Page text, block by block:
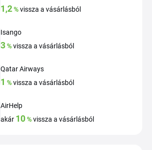
1,2%vissza a vásárlásból
Isango
3%vissza a vásárlásból
Qatar Airways
1 %vissza a vásárlásból
AirHelp
akár 10%vissza a vásárlásból